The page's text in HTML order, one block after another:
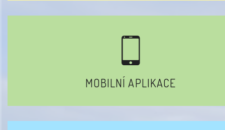
MOBILNÍ APLIKACE